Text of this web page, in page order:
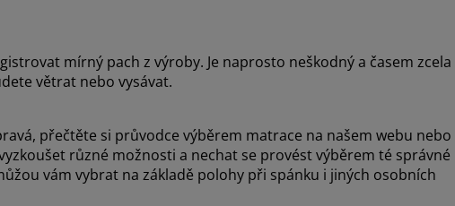
mírný pach z výroby. Je naprosto neškodný a časem zcela
větrat nebo vysávat.
přečtěte si průvodce výběrem matrace na našem webu nebo
různé možnosti a nechat se provést výběrem té správné
vám vybrat na základě polohy při spánku i jiných osobních